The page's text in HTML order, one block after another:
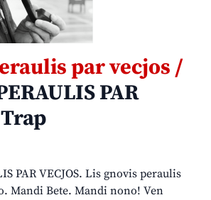
par vecjos /
PAR
PAR VECJOS. Lis gnovis peraulis
Mandi Bete. Mandi nono! Ven